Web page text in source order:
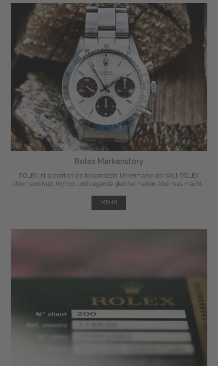
Rolex Markenstory
ROLEX ist sicherlich die bekannteste Uhrenmarke der Welt. ROLEX
Uhren sind Kult, Mythos und Legende gleichermaßen. Aber was macht ...
MEHR